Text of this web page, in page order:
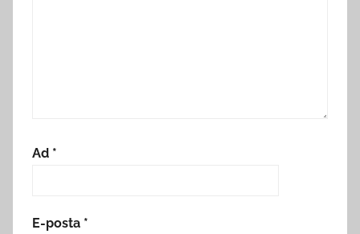
Ad *
E-posta *